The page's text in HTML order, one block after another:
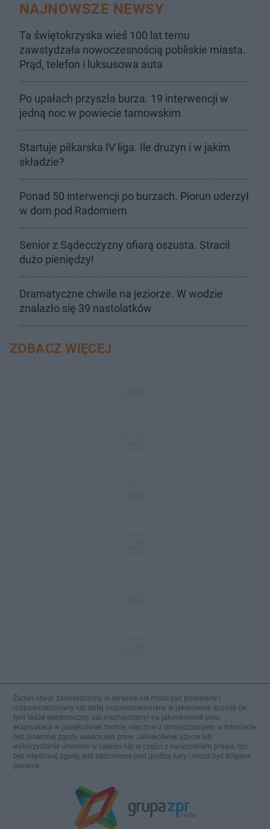
NAJNOWSZE NEWSY
Ta świętokrzyska wieś 100 lat temu
zawstydzała nowoczesnością pobliskie miasta.
Prąd, telefon i luksusowa auta
Po upałach przyszła burza. 19 interwencji w
jedną noc w powiecie tarnowskim
Startuje piłkarska IV liga. Ile drużyn i w jakim
składzie?
Ponad 50 interwencji po burzach. Piorun uderzył
w dom pod Radomiem
Senior z Sądecczyzny ofiarą oszusta. Stracił
dużo pieniędzy!
Dramatyczne chwile na jeziorze. W wodzie
znalazło się 39 nastolatków
ZOBACZ WIĘCEJ
Żaden utwór zamieszczony w serwisie nie może być powielany i
rozpowszechniany lub dalej rozpowszechniany w jakikolwiek sposób (w
tym także elektroniczny lub mechaniczny) na jakimkolwiek polu
eksploatacji w jakiejkolwiek formie, włącznie z umieszczaniem w Internecie
bez pisemnej zgody właściciela praw. Jakiekolwiek użycie lub
wykorzystanie utworów w całości lub w części z naruszeniem prawa, tzn.
bez właściwej zgody, jest zabronione pod groźbą kary i może być ścigane
prawnie.